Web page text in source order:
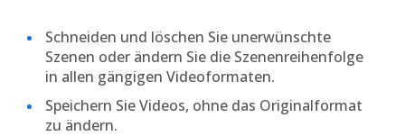
Schneiden und löschen Sie unerwünschte
Szenen oder ändern Sie die Szenenreihenfolge
in allen gängigen Videoformaten.
Speichern Sie Videos, ohne das Originalformat
zu ändern.